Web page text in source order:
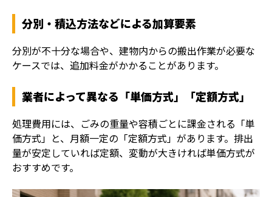
分別・積込方法などによる加算要素
分別が不十分な場合や、建物内からの搬出作業が必要な
ケースでは、追加料金がかかることがあります。
業者によって異なる「単価方式」「定額方式」
処理費用には、ごみの重量や容積ごとに課金される「単
価方式」と、月額一定の「定額方式」があります。排出
量が安定していれば定額、変動が大きければ単価方式が
おすすめです。